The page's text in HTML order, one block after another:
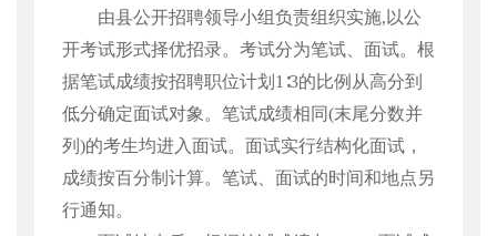
由县公开招聘领导小组负责组织实施, 以公
开考试形式择优招录。考试分为笔试、面试。根
据笔试成绩按招聘职位计划 1 ∶3的比例从高分到
低分确定面试对象。笔试成绩相同(末尾分数并
列 )的考生均进入面试。面试实行结构化面试，
成绩按百分制计算。笔试、面试的时间和地点另
行通知。